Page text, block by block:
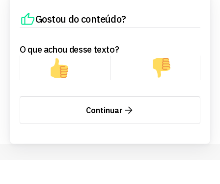
Gostou do conteúdo?
O que achou desse texto?
Continuar